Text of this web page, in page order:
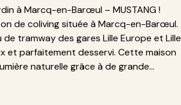
à Marcq-en-Barœul – MUSTANG !
de coliving située à Marcq-en-Barœul.
tramway des gares Lille Europe et Lille
et parfaitement desservi. Cette maison
naturelle grâce à de grande...